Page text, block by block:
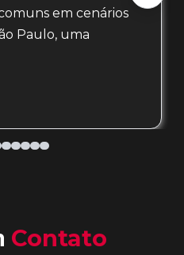
em cenários
Paulo, uma
Contato